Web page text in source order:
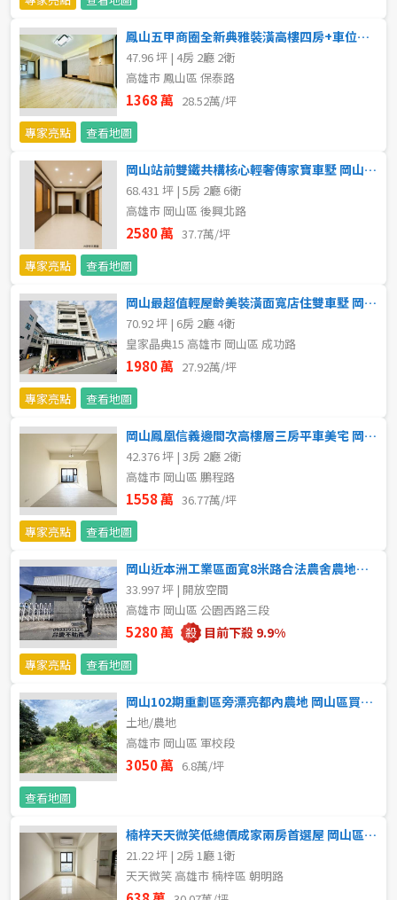
屋齡
不拘
5-10 年 10-20 年
20-30 年 30-40 年
40 年以上
售價
鳳山五甲商圈全新典雅裝潢高樓四房+車位美大樓 岡山區買賣房
47.96 坪 | 4房 2廳 2衛
高雄市 鳳山區 保泰路
1368 萬 28.52萬/坪
專家亮點
查看地圖
岡山站前雙鐵共構核心輕奢傳家寶車墅 岡山區買賣房
68.431 坪 | 5房 2廳 6衛
高雄市 岡山區 後興北路
2580 萬 37.7萬/坪
專家亮點
查看地圖
岡山最超值輕屋齡美裝潢面寬店住雙車墅 岡山區買賣房
70.92 坪 | 6房 2廳 4衛
皇家晶典15 高雄市 岡山區 成功路
1980 萬 27.92萬/坪
專家亮點
查看地圖
岡山鳳凰信義邊間次高樓層三房平車美宅 岡山區買賣房
42.376 坪 | 3房 2廳 2衛
高雄市 岡山區 鵬程路
1558 萬 36.77萬/坪
專家亮點
查看地圖
岡山近本洲工業區面寛8米路合法農舍農地廠房 岡山區買賣房
33.997 坪 | 開放空間
高雄市 岡山區 公園西路三段
5280 萬 目前下殺 9.9%
專家亮點 查看地圖
岡山102期重劃區旁漂亮都內農地 岡山區買賣房
土地/農地
高雄市 岡山區 軍校段
3050 萬 6.8萬/坪
查看地圖
楠梓天天微笑低總價成家兩房首選屋 岡山區買賣房
21.22 坪 | 2房 1廳 1衛
天天微笑 高雄市 楠梓區 朝明路